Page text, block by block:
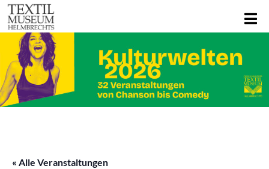
« Alle Veranstaltungen